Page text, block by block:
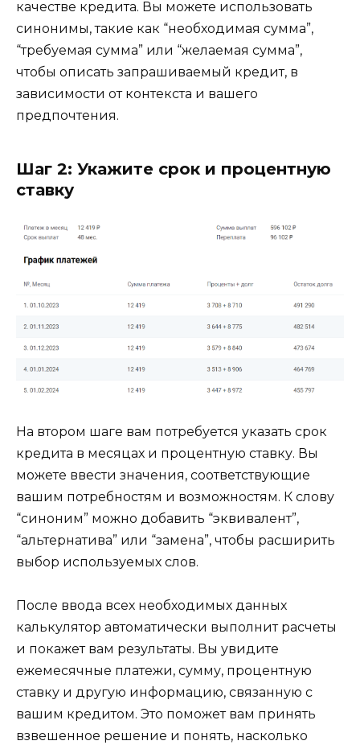
качестве кредита. Вы можете использовать
синонимы, такие как “необходимая сумма”,
“требуемая сумма” или “желаемая сумма”,
чтобы описать запрашиваемый кредит, в
зависимости от контекста и вашего
предпочтения.
Шаг 2: Укажите срок и процентную
ставку
На втором шаге вам потребуется указать срок
кредита в месяцах и процентную ставку. Вы
можете ввести значения, соответствующие
вашим потребностям и возможностям. К слову
“синоним” можно добавить “эквивалент”,
“альтернатива” или “замена”, чтобы расширить
выбор используемых слов.
После ввода всех необходимых данных
калькулятор автоматически выполнит расчеты
и покажет вам результаты. Вы увидите
ежемесячные платежи, сумму, процентную
ставку и другую информацию, связанную с
вашим кредитом. Это поможет вам принять
взвешенное решение и понять, насколько